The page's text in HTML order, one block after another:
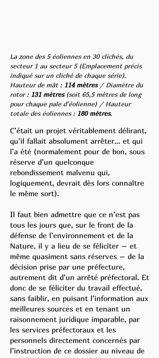
La zone des 5 éoliennes en 30 clichés, du
secteur 1 au secteur 5 (Emplacement précis
indiqué sur un cliché de chaque série).
Hauteur de mât : 114 mètres / Diamètre du
rotor : 131 mètres(soit 65,5 mètres de long
pour chaque pale d’éolienne) / Hauteur
totale des éoliennes : 180 mètres.
C’était un projet véritablement délirant,
qu’il fallait absolument arrêter… et qui
l’a été (normalement pour de bon, sous
réserve d’un quelconque
rebondissement malvenu qui,
logiquement, devrait dès lors connaître
le même sort).
Il faut bien admettre que ce n’est pas
tous les jours que, sur le front de la
défense de l’environnement et de la
Nature, il y a lieu de se féliciter – et
même quasiment sans réserves – de la
décision prise par une préfecture,
autrement dit d’un arrêté préfectoral. Et
donc de se féliciter du travail effectué,
sans faiblir, en puisant l’information aux
meilleures sources et en tenant un
raisonnement juridique imparable, par
les services préfectoraux et les
personnels directement concernés par
l’instruction de ce dossier au niveau de